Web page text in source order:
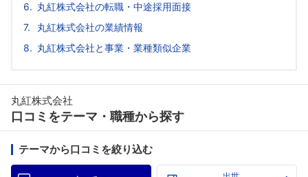
丸紅株式会社の転職・中途採用面接
丸紅株式会社の業績情報
丸紅株式会社と事業・業種類似企業
丸紅株式会社
口コミをテーマ・職種から探す
テーマから口コミを絞り込む